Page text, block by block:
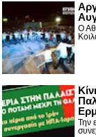
Ο
Την